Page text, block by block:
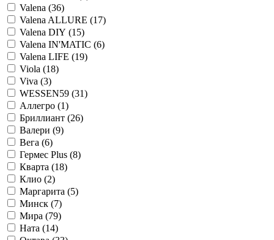
Valena (36)
Valena ALLURE (17)
Valena DIY (15)
Valena IN'MATIC (6)
Valena LIFE (19)
Viola (18)
Viva (3)
WESSEN59 (31)
Аллегро (1)
Бриллиант (26)
Валери (9)
Вега (6)
Гермес Plus (8)
Кварта (18)
Клио (2)
Маргарита (5)
Минск (7)
Мира (79)
Ната (14)